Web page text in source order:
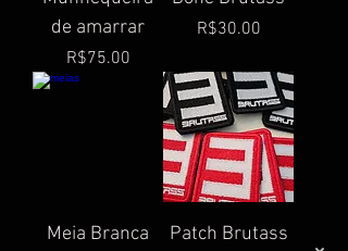
de amarrar
Price
R$75.00
Price
R$30.00
Meia Branca
Patch Brutass